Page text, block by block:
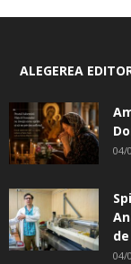
ALEGEREA
04/
04/